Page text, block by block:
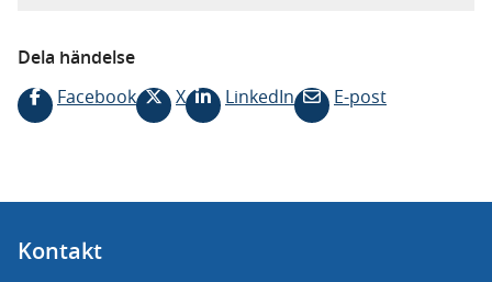
Dela händelse
Facebook
X LinkedIn E-post
Kontakt